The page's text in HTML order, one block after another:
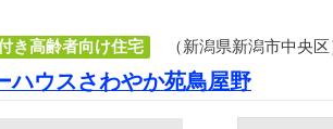
き高齢者向け住宅 （新潟県新潟市中央区
ハウスさわやか苑鳥屋野